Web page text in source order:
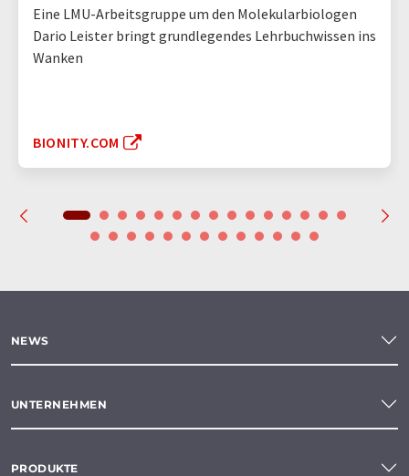
Eine LMU-Arbeitsgruppe um den Molekularbiologen
Dario Leister bringt grundlegendes Lehrbuchwissen ins
Wanken
BIONITY.COM
NEWS
UNTERNEHMEN
PRODUKTE